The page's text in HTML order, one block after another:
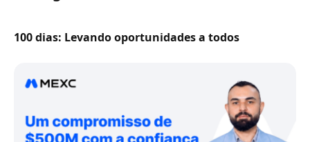
100 dias: Levando oportunidades a todos